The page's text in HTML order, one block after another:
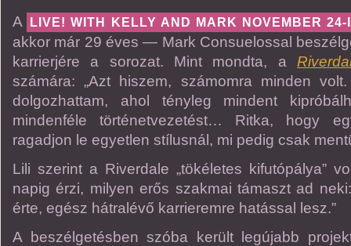
A
LIVE! WITH KELLY AND MARK NOVEMBER
akkor már 29 éves — Mark Consuelossal
karrierjére a sorozat. Mint mondta, a
számára: „Azt hiszem, számomra minden
dolgozhattam, ahol tényleg mindent
mindenféle történetvezetést… Ritka, hogy
ragadjon le egyetlen stílusnál, mi pedig csak
Lili szerint a Riverdale „tökéletes kifutópálya”
napig érzi, milyen erős szakmai támaszt ad
érte, egész hátralévő karrieremre hatással lesz.”
A beszélgetésben szóba került legújabb